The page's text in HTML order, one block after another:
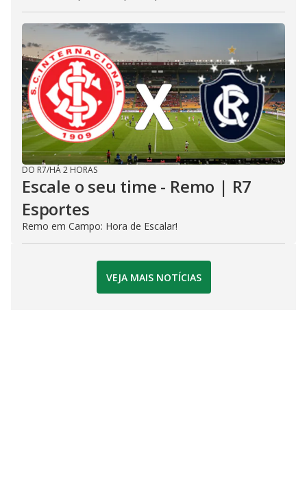
DO R7/HÁ 2 HORAS
Escale o seu time - Remo | R7
Esportes
Remo em Campo: Hora de Escalar!
VEJA MAIS NOTÍCIAS